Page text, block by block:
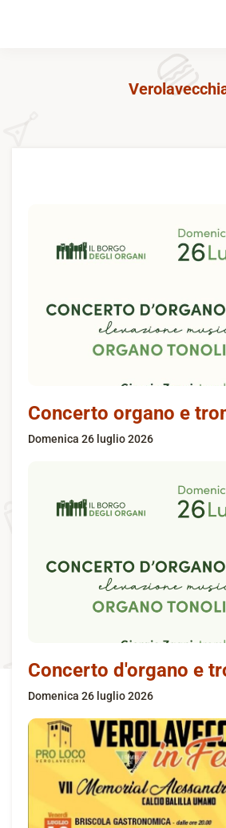
Concerto organo e
domenica 26 luglio 2026
Concerto d'organo e
domenica 26 luglio 2026